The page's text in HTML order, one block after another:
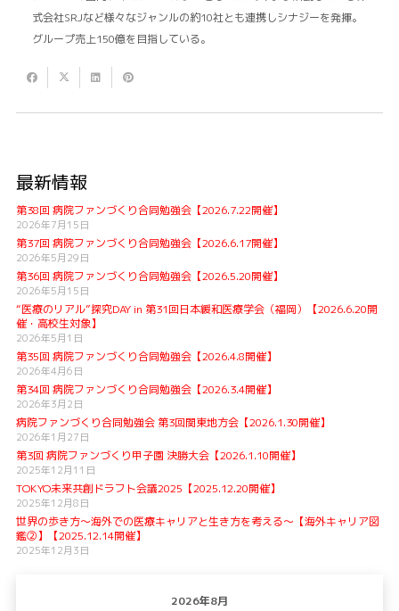
式会社SRJなど様々なジャンルの約10社とも連携しシナジーを発揮。
グループ売上150億を目指している。
最新情報
第38回 病院ファンづくり合同勉強会【2026.7.22開催】
2026年7月15日
第37回 病院ファンづくり合同勉強会【2026.6.17開催】
2026年5月29日
第36回 病院ファンづくり合同勉強会【2026.5.20開催】
2026年5月15日
“医療のリアル”探究DAY in 第31回日本緩和医療学会（福岡）【2026.6.20開
催・高校生対象】
2026年5月1日
第35回 病院ファンづくり合同勉強会【2026.4.8開催】
2026年4月6日
第34回 病院ファンづくり合同勉強会【2026.3.4開催】
2026年3月2日
病院ファンづくり合同勉強会 第3回関東地方会【2026.1.30開催】
2026年1月27日
第3回 病院ファンづくり甲子園 決勝大会【2026.1.10開催】
2025年12月11日
TOKYO未来共創ドラフト会議2025【2025.12.20開催】
2025年12月8日
世界の歩き方〜海外での医療キャリアと生き方を考える〜【海外キャリア図
鑑②】【2025.12.14開催】
2025年12月3日
2026年8月